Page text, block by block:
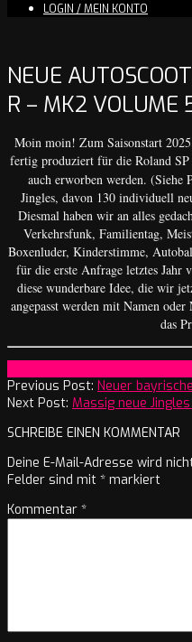
LOGIN / MEIN KONTO
NEUE
R – MK2 VOLUME
Moin moin! Zum Saisonstart
fertig produziert für die Roland
auch erworben werden. (Siehe
Jingles, davon 130 individuell
Diesmal haben wir an alles
Verkehrsfunk, Familientag,
Boxenluder, Kinderstimme,
für die erste Anfrage letztes
diese wunderbare Idee, die wir
angepasst werden mit Namen oder
das
02-
06
Previous Post: Neuer
Next Post: Massig neue
SCHREIBE EINEN KOMMENTAR
Deine E-Mail-Adresse wird
Felder sind mit * markiert
Kommentar *